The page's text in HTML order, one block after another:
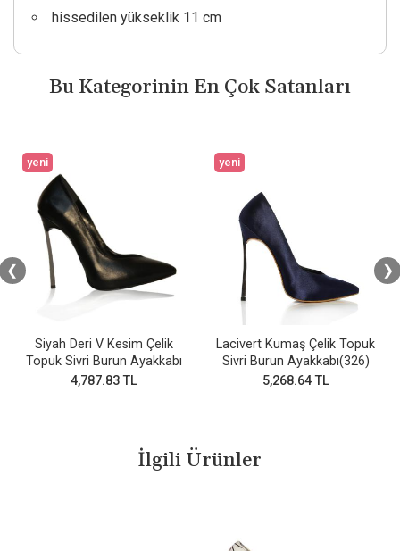
hissedilen yükseklik 11 cm
Bu Kategorinin En Çok Satanları
yeni
Siyah Deri V Kesim Çelik
Topuk Sivri Burun Ayakkabı
4,787.83 TL
yeni
Lacivert Kumaş Çelik Topuk
Sivri Burun Ayakkabı(326)
5,268.64 TL
❮ ❯
İlgili Ürünler